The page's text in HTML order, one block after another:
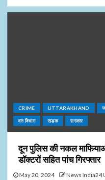
CRIME UTTARAKHAND
वन विभाग सडक सरकार
दून पुलिस की नकल माफियाओं
डॉक्टरों सहित पांच गिरफ्तार
May 20, 2024 News India24